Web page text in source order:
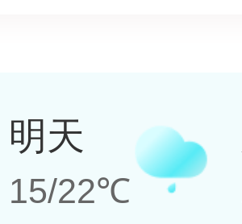
明天
15/22℃